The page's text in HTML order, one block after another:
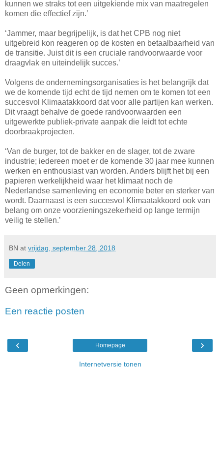
kunnen we straks tot een uitgekiende mix van maatregelen
komen die effectief zijn.’
‘Jammer, maar begrijpelijk, is dat het CPB nog niet
uitgebreid kon reageren op de kosten en betaalbaarheid van
de transitie. Juist dit is een cruciale randvoorwaarde voor
draagvlak en uiteindelijk succes.’
Volgens de ondernemingsorganisaties is het belangrijk dat
we de komende tijd echt de tijd nemen om te komen tot een
succesvol Klimaatakkoord dat voor alle partijen kan werken.
Dit vraagt behalve de goede randvoorwaarden een
uitgewerkte publiek-private aanpak die leidt tot echte
doorbraakprojecten.
‘Van de burger, tot de bakker en de slager, tot de zware
industrie; iedereen moet er de komende 30 jaar mee kunnen
werken en enthousiast van worden. Anders blijft het bij een
papieren werkelijkheid waar het klimaat noch de
Nederlandse samenleving en economie beter en sterker van
wordt. Daarnaast is een succesvol Klimaatakkoord ook van
belang om onze voorzieningszekerheid op lange termijn
veilig te stellen.’
BN at vrijdag, september 28, 2018
Delen
Geen opmerkingen:
Een reactie posten
‹ ›
Homepage
Internetversie tonen